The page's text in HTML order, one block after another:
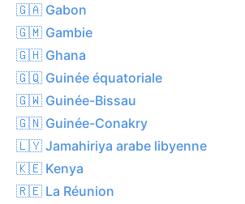
🇬🇦 Gabon
🇬🇲 Gambie
🇬🇭 Ghana
🇬🇶 Guinée équatoriale
🇬🇼 Guinée-Bissau
🇬🇳 Guinée-Conakry
🇱🇾 Jamahiriya arabe libyenne
🇰🇪 Kenya
🇷🇪 La Réunion